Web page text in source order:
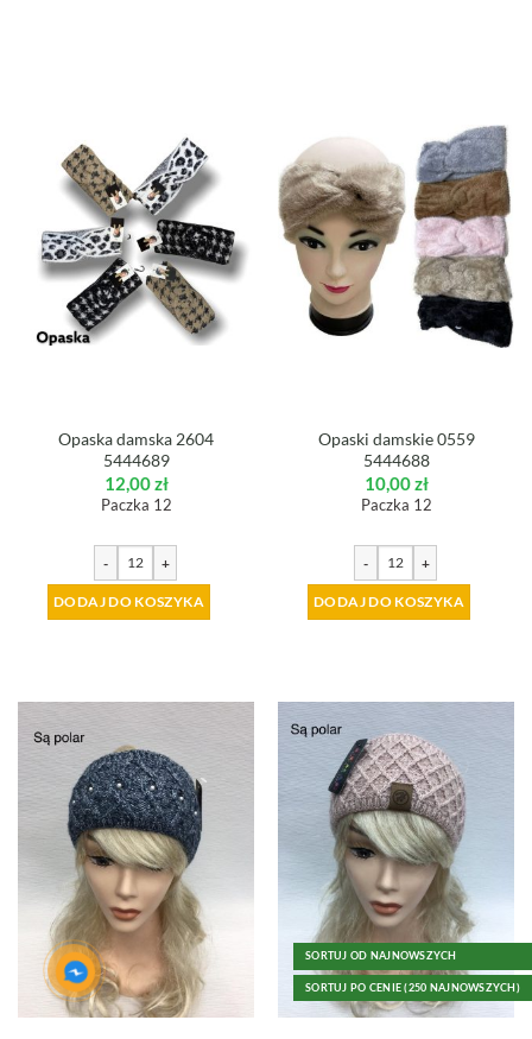
Opaska damska 2604
5444689
12,00zł
Paczka 12
- +
DODAJ DO KOSZYKA
Opaski damskie 0559
5444688
10,00zł
Paczka 12
- +
DODAJ DO KOSZYKA
SORTUJ OD NAJNOWSZYCH
SORTUJ PO CENIE (250 NAJNOWSZYCH)